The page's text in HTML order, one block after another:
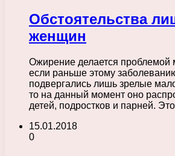
Обстоятельства
женщин
Ожирение делается проблемой
если раньше этому
подвергались лишь зрелые
то на данный момент оно
детей, подростков и парней.
15.01.2018
0